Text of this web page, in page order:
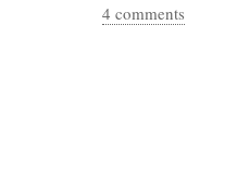
4 comments